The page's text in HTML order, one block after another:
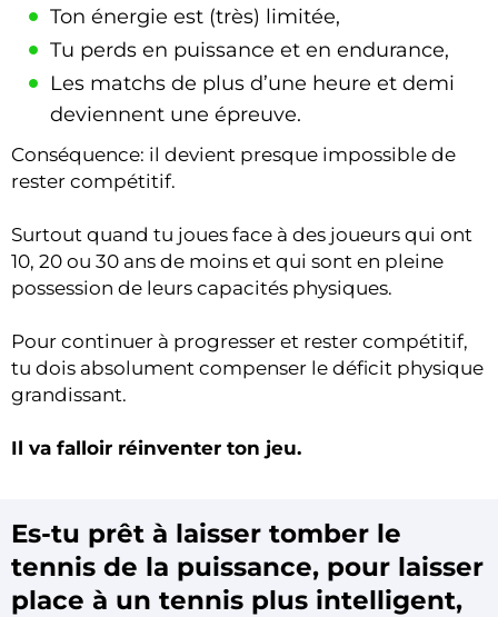
Ton énergie est (très) limitée,
Tu perds en puissance et en endurance,
Les matchs de plus d’une heure et demi
deviennent une épreuve.
Conséquence: il devient presque impossible de
rester compétitif.
Surtout quand tu joues face à des joueurs qui ont
10, 20 ou 30 ans de moins et qui sont en pleine
possession de leurs capacités physiques.
Pour continuer à progresser et rester compétitif,
tu dois absolument compenser le déficit physique
grandissant.
Il va falloir réinventer ton jeu.
Es-tu prêt à laisser tomber le
tennis de la puissance, pour laisser
place à un tennis plus intelligent,